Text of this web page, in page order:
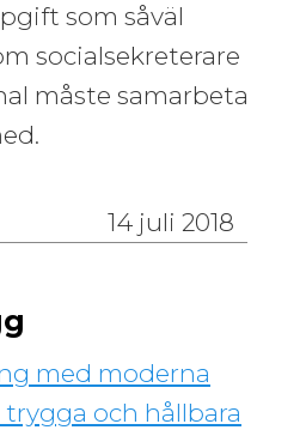
som såväl
socialsekreterare
måste samarbeta
14 juli 2018
med moderna
och hållbara